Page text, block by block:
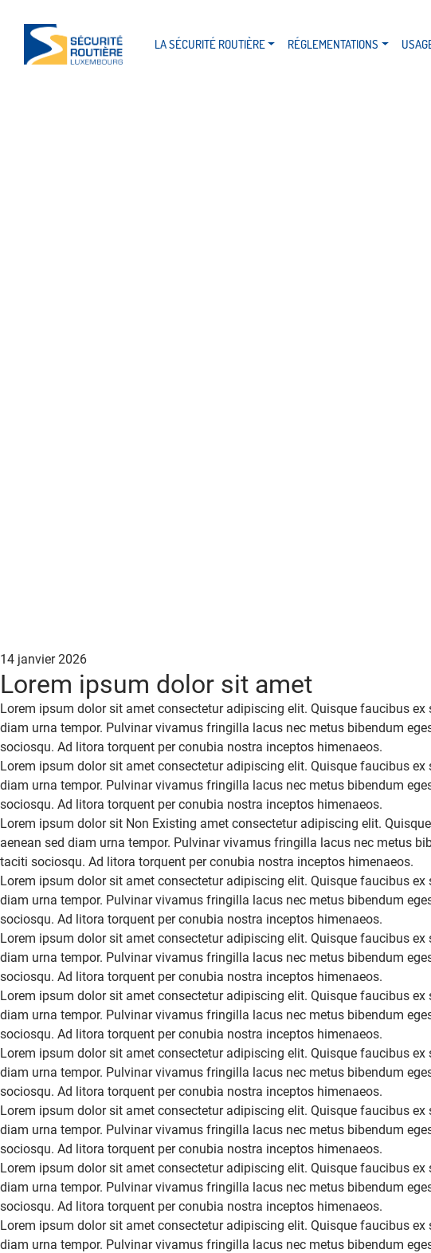
LA SÉCURITÉ ROUTIÈRE RÉGLEMENTATIONS
Catégorie :
Posted
on
14 janvier 2026
Lorem ipsum dolor sit amet
Lorem ipsum dolor sit amet consectetur adipiscing elit. Quisque faucibus
diam urna tempor. Pulvinar vivamus fringilla lacus nec metus bibendum
sociosqu. Ad litora torquent per conubia nostra inceptos himenaeos.
Lorem ipsum dolor sit amet consectetur adipiscing elit. Quisque faucibus
diam urna tempor. Pulvinar vivamus fringilla lacus nec metus bibendum
sociosqu. Ad litora torquent per conubia nostra inceptos himenaeos.
Lorem ipsum dolor sit Non Existing amet consectetur adipiscing elit.
aenean sed diam urna tempor. Pulvinar vivamus fringilla lacus nec metus
taciti sociosqu. Ad litora torquent per conubia nostra inceptos himenaeos.
Lorem ipsum dolor sit amet consectetur adipiscing elit. Quisque faucibus
diam urna tempor. Pulvinar vivamus fringilla lacus nec metus bibendum
sociosqu. Ad litora torquent per conubia nostra inceptos himenaeos.
Lorem ipsum dolor sit amet consectetur adipiscing elit. Quisque faucibus
diam urna tempor. Pulvinar vivamus fringilla lacus nec metus bibendum
sociosqu. Ad litora torquent per conubia nostra inceptos himenaeos.
Lorem ipsum dolor sit amet consectetur adipiscing elit. Quisque faucibus
diam urna tempor. Pulvinar vivamus fringilla lacus nec metus bibendum
sociosqu. Ad litora torquent per conubia nostra inceptos himenaeos.
Lorem ipsum dolor sit amet consectetur adipiscing elit. Quisque faucibus
diam urna tempor. Pulvinar vivamus fringilla lacus nec metus bibendum
sociosqu. Ad litora torquent per conubia nostra inceptos himenaeos.
Lorem ipsum dolor sit amet consectetur adipiscing elit. Quisque faucibus
diam urna tempor. Pulvinar vivamus fringilla lacus nec metus bibendum
sociosqu. Ad litora torquent per conubia nostra inceptos himenaeos.
Lorem ipsum dolor sit amet consectetur adipiscing elit. Quisque faucibus
diam urna tempor. Pulvinar vivamus fringilla lacus nec metus bibendum
sociosqu. Ad litora torquent per conubia nostra inceptos himenaeos.
Lorem ipsum dolor sit amet consectetur adipiscing elit. Quisque faucibus
diam urna tempor. Pulvinar vivamus fringilla lacus nec metus bibendum